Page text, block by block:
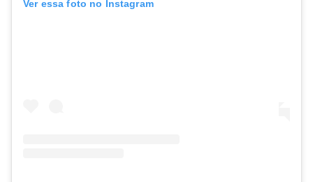
Ver essa foto no Instagram